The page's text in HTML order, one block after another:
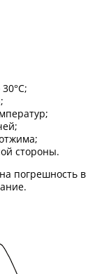
стороны.
погрешность в